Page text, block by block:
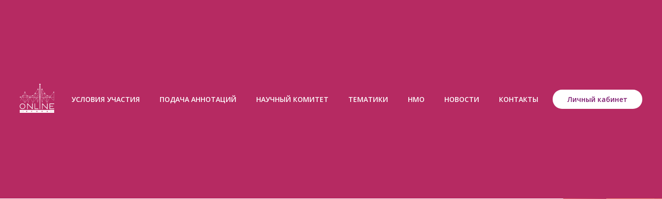
УСЛОВИЯ УЧАСТИЯ ПОДАЧА АННОТАЦИЙ НАУЧНЫЙ КОМИТЕТ ТЕМАТИКИ НМО НОВОСТИ КОНТАКТЫ Личный кабинет